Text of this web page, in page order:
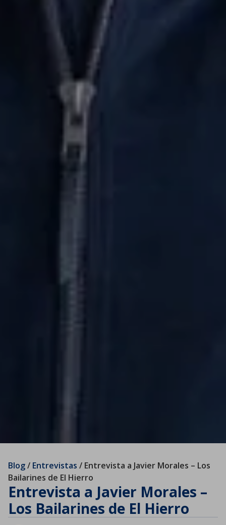
Blog/ Entrevistas / Entrevista a Javier Morales – Los
Bailarines de El Hierro
Entrevista a Javier Morales –
Los Bailarines de El Hierro
Puede configurar su navegador para bloquear o alertar
Estas cookies nos permiten contar las visitas y fuentes de
tráfico para poder evaluar el rendimiento de nuestro sitio y
menos visitadas, y cómo los visitantes navegan por el sitio.
agregada y, por lo tanto, es anónima.